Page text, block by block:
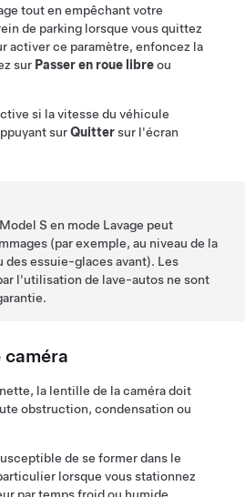
tout en empêchant votre
de parking lorsque vous quittez
activer ce paramètre, enfoncez la
sur Passer en roue libreou
si la vitesse du véhicule
surQuittersur l'écran
Model S en mode Lavage peut
(par exemple, au niveau de la
des essuie-glaces avant). Les
l'utilisation de lave-autos ne sont
la lentille de la caméra doit
obstruction, condensation ou
de se former dans le
lorsque vous stationnez